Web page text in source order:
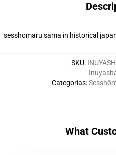
sesshomaru sama in historical
SKU:
Categorías:
What